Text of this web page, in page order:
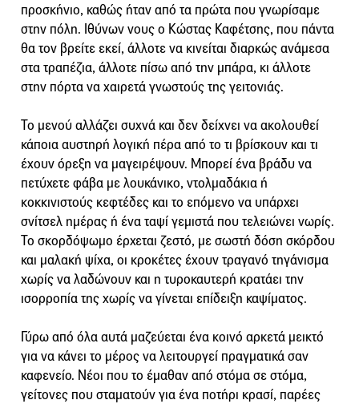
προσκήνιο, καθώς ήταν από τα πρώτα που γνωρίσαμε
στην πόλη. Ιθύνων νους ο Κώστας Καφέτσης, που πάντα
θα τον βρείτε εκεί, άλλοτε να κινείται διαρκώς ανάμεσα
στα τραπέζια, άλλοτε πίσω από την μπάρα, κι άλλοτε
στην πόρτα να χαιρετά γνωστούς της γειτονιάς.
Το μενού αλλάζει συχνά και δεν δείχνει να ακολουθεί
κάποια αυστηρή λογική πέρα από το τι βρίσκουν και τι
έχουν όρεξη να μαγειρέψουν. Μπορεί ένα βράδυ να
πετύχετε φάβα με λουκάνικο, ντολμαδάκια ή
κοκκινιστούς κεφτέδες και το επόμενο να υπάρχει
σνίτσελ ημέρας ή ένα ταψί γεμιστά που τελειώνει νωρίς.
Το σκορδόψωμο έρχεται ζεστό, με σωστή δόση σκόρδου
και μαλακή ψίχα, οι κροκέτες έχουν τραγανό τηγάνισμα
χωρίς να λαδώνουν και η τυροκαυτερή κρατάει την
ισορροπία της χωρίς να γίνεται επίδειξη καψίματος.
Γύρω από όλα αυτά μαζεύεται ένα κοινό αρκετά μεικτό
για να κάνει το μέρος να λειτουργεί πραγματικά σαν
καφενείο. Νέοι που το έμαθαν από στόμα σε στόμα,
γείτονες που σταματούν για ένα ποτήρι κρασί, παρέες